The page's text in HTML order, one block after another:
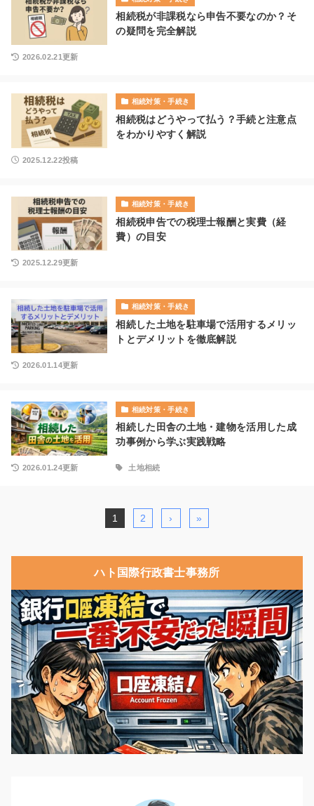
相続税が非課税なら申告不要なのか？そ
の疑問を完全解説
2026.02.21更新
相続対策・手続き
相続税はどうやって払う？手続と注意点
をわかりやすく解説
2025.12.22投稿
相続対策・手続き
相続税申告での税理士報酬と実費（経
費）の目安
2025.12.29更新
相続対策・手続き
相続した土地を駐車場で活用するメリッ
トとデメリットを徹底解説
2026.01.14更新
相続対策・手続き
相続した田舎の土地・建物を活用した成
功事例から学ぶ実践戦略
2026.01.24更新 土地相続
1 2 › »
ハト国際行政書士事務所